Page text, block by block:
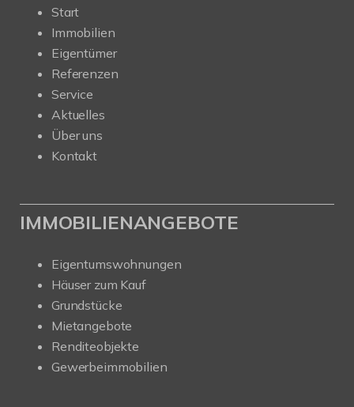
Start
Immobilien
Eigentümer
Referenzen
Service
Aktuelles
Über uns
Kontakt
IMMOBILIENANGEBOTE
Eigentumswohnungen
Häuser zum Kauf
Grundstücke
Mietangebote
Renditeobjekte
Gewerbeimmobilien